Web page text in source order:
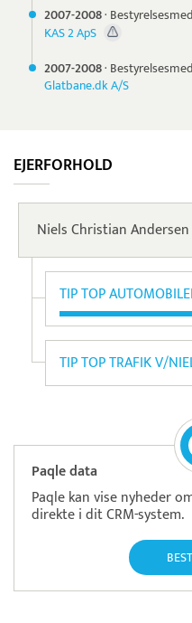
2007-2008·
KAS 2 ApS
2007-2008·
Glatbane.dk A/S
EJERFORHOLD
Niels Christian Andersen
TIP TOP
TIP TOP TRAFIK V/
Paqle data
Paqle kan vise nyheder
direkte i dit CRM-system.